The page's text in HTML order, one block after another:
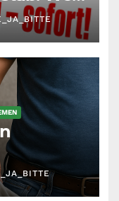
sich